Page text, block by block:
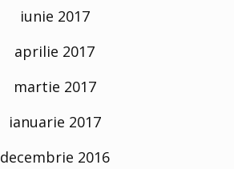
iunie 2017
aprilie 2017
martie 2017
ianuarie 2017
decembrie 2016